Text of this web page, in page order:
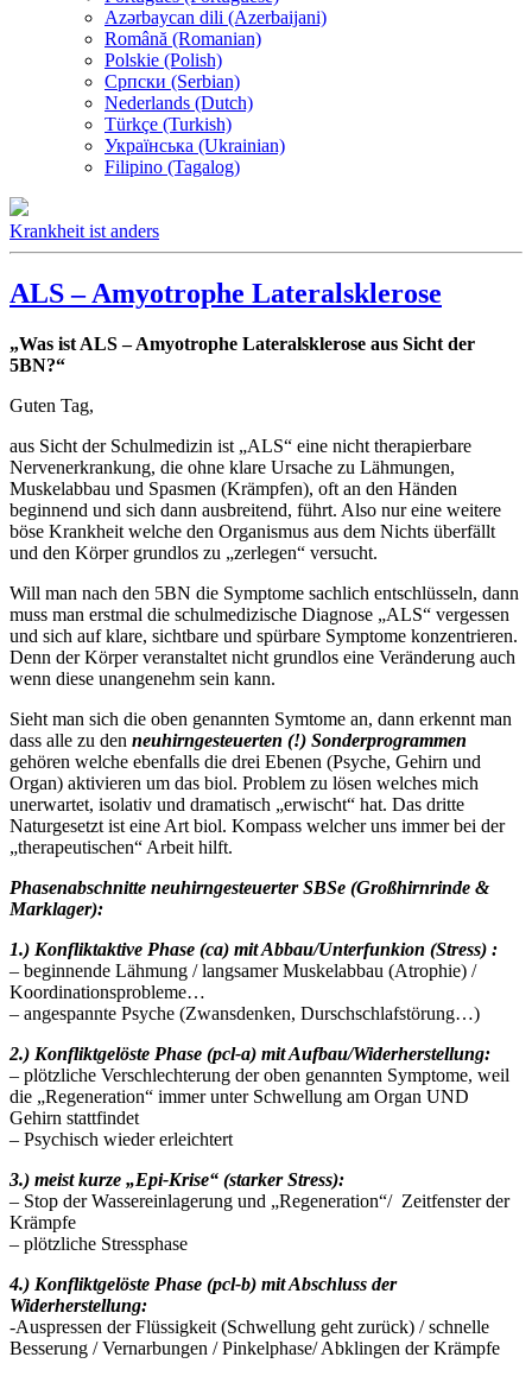
Azərbaycan dili (Azerbaijani)
Română (Romanian)
Polskie (Polish)
Српски (Serbian)
Nederlands (Dutch)
Türkçe (Turkish)
Українська (Ukrainian)
Filipino (Tagalog)
Krankheit ist anders
ALS – Amyotrophe Lateralsklerose
„Was ist ALS – Amyotrophe Lateralsklerose aus Sicht der
5BN?“
Guten Tag,
aus Sicht der Schulmedizin ist „ALS“ eine nicht therapierbare
Nervenerkrankung, die ohne klare Ursache zu Lähmungen,
Muskelabbau und Spasmen (Krämpfen), oft an den Händen
beginnend und sich dann ausbreitend, führt. Also nur eine weitere
böse Krankheit welche den Organismus aus dem Nichts überfällt
und den Körper grundlos zu „zerlegen“ versucht.
Will man nach den 5BN die Symptome sachlich entschlüsseln, dann
muss man erstmal die schulmedizische Diagnose „ALS“ vergessen
und sich auf klare, sichtbare und spürbare Symptome konzentrieren.
Denn der Körper veranstaltet nicht grundlos eine Veränderung auch
wenn diese unangenehm sein kann.
Sieht man sich die oben genannten Symtome an, dann erkennt man
dass alle zu den neuhirngesteuerten (!) Sonderprogrammen
gehören welche ebenfalls die drei Ebenen (Psyche, Gehirn und
Organ) aktivieren um das biol. Problem zu lösen welches mich
unerwartet, isolativ und dramatisch „erwischt“ hat. Das dritte
Naturgesetzt ist eine Art biol. Kompass welcher uns immer bei der
„therapeutischen“ Arbeit hilft.
Phasenabschnitte neuhirngesteuerter SBSe (Großhirnrinde &
Marklager):
1.) Konfliktaktive Phase (ca) mit Abbau/Unterfunkion (Stress) :
– beginnende Lähmung / langsamer Muskelabbau (Atrophie) /
Koordinationsprobleme…
– angespannte Psyche (Zwansdenken, Durschschlafstörung…)
2.) Konfliktgelöste Phase (pcl-a) mit Aufbau/Widerherstellung:
– plötzliche Verschlechterung der oben genannten Symptome, weil
die „Regeneration“ immer unter Schwellung am Organ UND
Gehirn stattfindet
– Psychisch wieder erleichtert
3.) meist kurze „Epi-Krise“ (starker Stress):
– Stop der Wassereinlagerung und „Regeneration“/ Zeitfenster der
Krämpfe
– plötzliche Stressphase
4.) Konfliktgelöste Phase (pcl-b) mit Abschluss der
Widerherstellung:
-Auspressen der Flüssigkeit (Schwellung geht zurück) / schnelle
Besserung / Vernarbungen / Pinkelphase/ Abklingen der Krämpfe